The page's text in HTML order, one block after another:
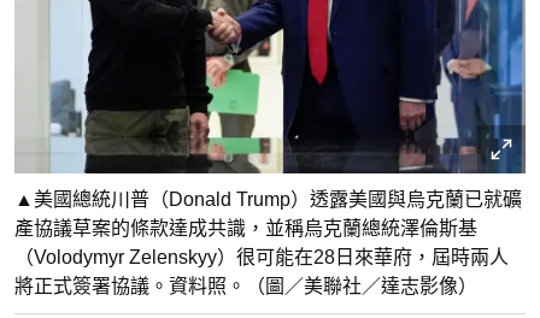
▲美國總統川普（Donald Trump）透露美國與烏克蘭已就礦
產協議草案的條款達成共識，並稱烏克蘭總統澤倫斯基
（Volodymyr Zelenskyy）很可能在28日來華府，屆時兩人
將正式簽署協議。資料照。（圖／美聯社／達志影像）